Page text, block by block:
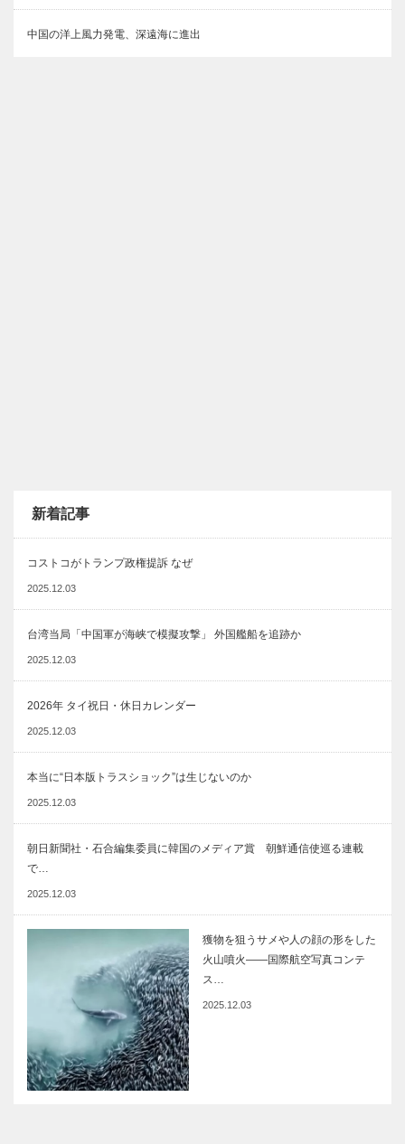
中国の洋上風力発電、深遠海に進出
新着記事
コストコがトランプ政権提訴 なぜ
2025.12.03
台湾当局「中国軍が海峡で模擬攻撃」 外国艦船を追跡か
2025.12.03
2026年 タイ祝日・休日カレンダー
2025.12.03
本当に“日本版トラスショック”は生じないのか
2025.12.03
朝日新聞社・石合編集委員に韓国のメディア賞 朝鮮通信使巡る連載
で…
2025.12.03
獲物を狙うサメや人の顔の形をした
火山噴火――国際航空写真コンテ
ス…
2025.12.03